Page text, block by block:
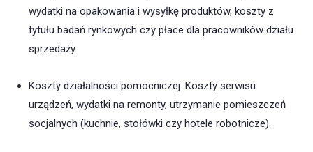
wydatki na opakowania i wysyłkę produktów, koszty z
tytułu badań rynkowych czy płace dla pracowników działu
sprzedaży.
Koszty działalności pomocniczej. Koszty serwisu
urządzeń, wydatki na remonty, utrzymanie pomieszczeń
socjalnych (kuchnie, stołówki czy hotele robotnicze).